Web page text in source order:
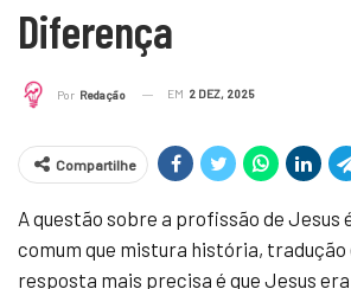
Diferença
Por Redação EM 2 DEZ, 2025
Compartilhe
A questão sobre a profissão de Jesus
comum que mistura história, tradução
resposta mais precisa é que Jesus era